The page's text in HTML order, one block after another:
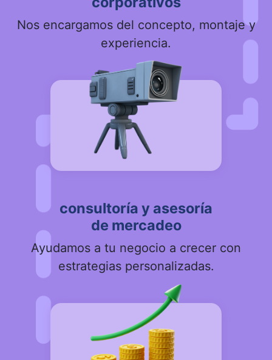
Nos encargamos del concepto, montaje y
experiencia.
consultoría y asesoría
de mercadeo
Ayudamos a tu negocio a crecer con
estrategias personalizadas.